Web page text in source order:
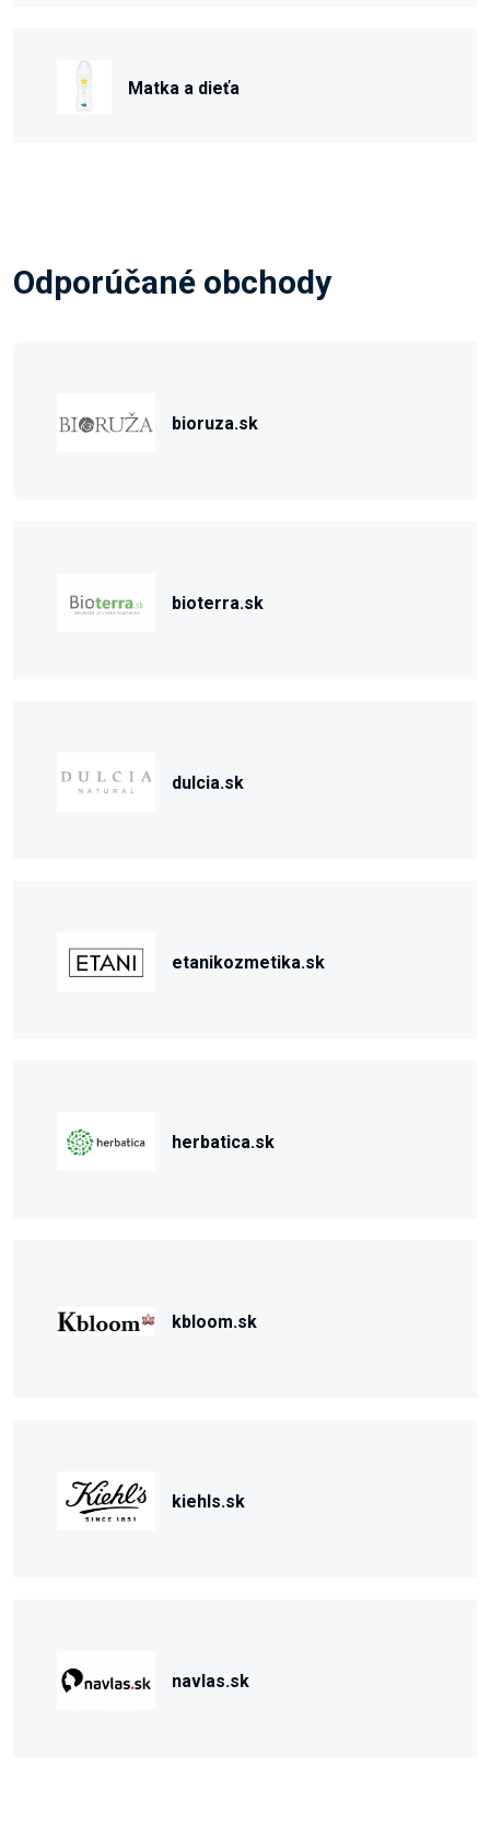
Matka a dieťa
Odporúčané obchody
bioruza.sk
bioterra.sk
dulcia.sk
etanikozmetika.sk
herbatica.sk
kbloom.sk
kiehls.sk
navlas.sk